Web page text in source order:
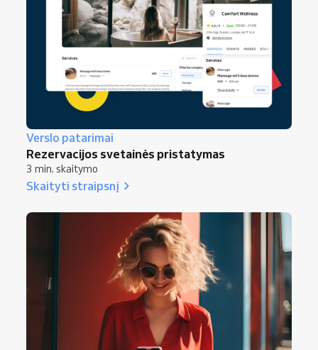
Verslo patarimai
Rezervacijos svetainės pristatymas
3 min. skaitymo
Skaityti straipsnį